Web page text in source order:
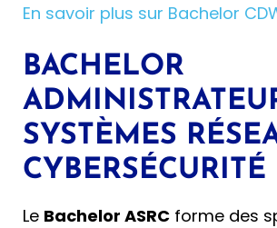
En savoir plus sur Bachelor
BACHELOR
SYSTÈMES
CYBERSÉCURITÉ
Le Bachelor ASRC forme des